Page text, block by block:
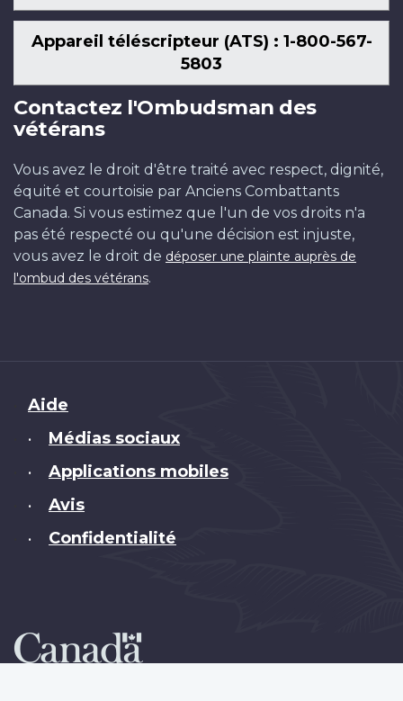
Appareil téléscripteur (ATS) : 1-800-567-
5803
Contactez l'Ombudsman des
vétérans
Vous avez le droit d'être traité avec respect, dignité,
équité et courtoisie par Anciens Combattants
Canada. Si vous estimez que l'un de vos droits n'a
pas été respecté ou qu'une décision est injuste,
vous avez le droit de déposer une plainte auprès de
l'ombud des vétérans.
Brand
Aide
• Médias sociaux
• Applications mobiles
• Avis
• Confidentialité